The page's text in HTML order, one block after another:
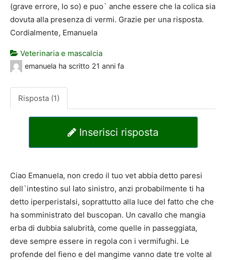
(grave errore, lo so) e puo` anche essere che la colica sia
dovuta alla presenza di vermi. Grazie per una risposta.
Cordialmente, Emanuela
Veterinaria e mascalcia
emanuela ha scritto 21 anni fa
Risposta (1)
Inserisci risposta
Ciao Emanuela, non credo il tuo vet abbia detto paresi
dell`intestino sul lato sinistro, anzi probabilmente ti ha
detto iperperistalsi, soprattutto alla luce del fatto che che
ha somministrato del buscopan. Un cavallo che mangia
erba di dubbia salubrità, come quelle in passeggiata,
deve sempre essere in regola con i vermifughi. Le
profende del fieno e del mangime vanno date tre volte al